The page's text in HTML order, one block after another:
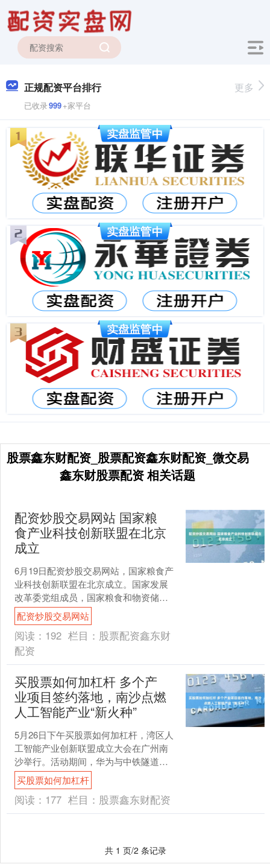
正规配资平台排行
已收录999+家平台
更多
股票鑫东财配资_股票配资鑫东财配资_微交易
鑫东财股票配资 相关话题
配资炒股交易网站 国家粮
食产业科技创新联盟在北京
成立
6月19日配资炒股交易网站，国家粮食产
业科技创新联盟在北京成立。国家发展
改革委党组成员，国家粮食和物资储备
局党组书记、局长刘焕鑫出席会议并讲
话。中国工程院院士、....
配资炒股交易网站
阅读： 192 栏目： 股票配资鑫东财
配资
买股票如何加杠杆 多个产
业项目签约落地，南沙点燃
人工智能产业“新火种”
5月26日下午买股票如何加杠杆，湾区人
工智能产业创新联盟成立大会在广州南
沙举行。活动期间，华为与中铁隧道局
达成战略合作签约，佳都科技、盈峰数
科等多项人工智能项目....
买股票如何加杠杆
阅读： 177 栏目： 股票鑫东财配资
共 1 页/2 条记录